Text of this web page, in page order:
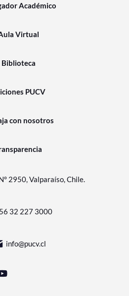
Académico
Virtual
Biblioteca
PUCV
con nosotros
2950, Valparaíso, Chile.
56 32 227 3000
info@pucv.cl